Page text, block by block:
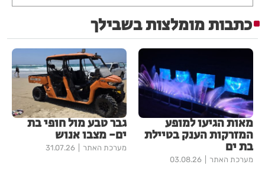
כתבות מומלצות בשבילך
מאות הגיעו למופע
המזרקות הענק בטיילת
בת ים
מערכת האתר 03.08.26
גבר טבע מול חופי בת
ים- מצבו אנוש
מערכת האתר 31.07.26